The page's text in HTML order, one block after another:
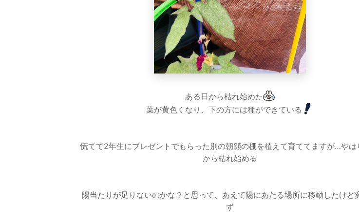
ある日から枯れ始めた
葉が黄色くなり、下の方には種ができている
慌てて2年生にプレゼントでもらった別の朝顔の棚を植えて育ててますが…やは
から枯れ始める
陽当たりが足りないのかな？と思って、あえて陽にあたる場所に移動したけど
ず